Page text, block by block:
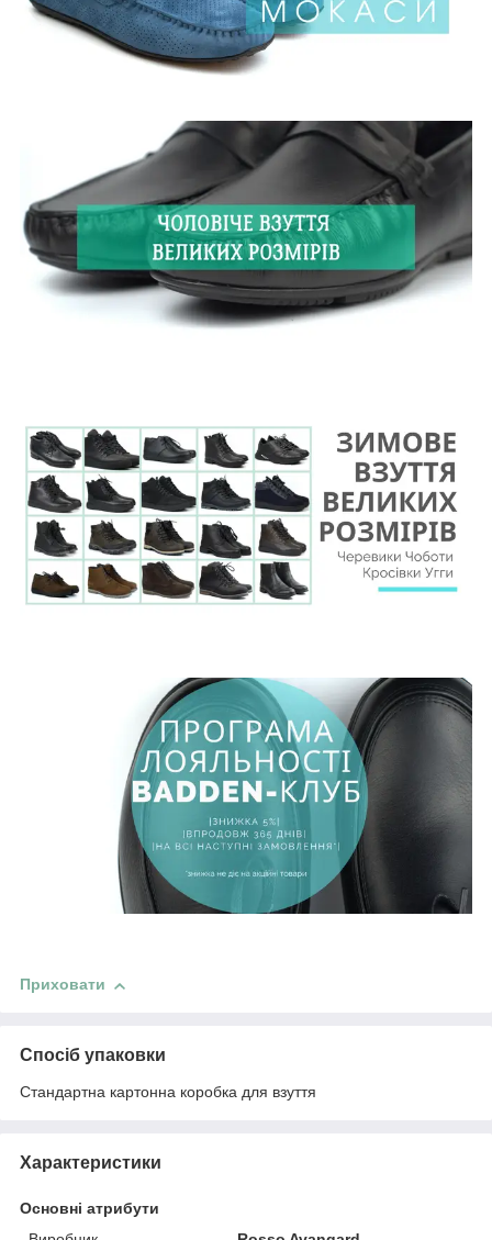
Приховати
Спосіб упаковки
Стандартна картонна коробка для взуття
Характеристики
Основні атрибути